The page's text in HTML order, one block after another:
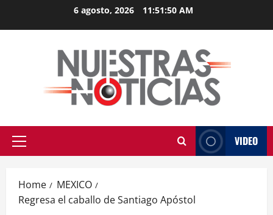
6 agosto, 2026 11:51:51 AM
Primary
VIDEO
Home
MEXICO
Regresa el caballo de Santiago Apóstol